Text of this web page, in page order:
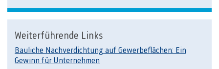
Weiterführende Links
Bauliche Nachverdichtung auf Gewerbeflächen: Ein
Gewinn für Unternehmen